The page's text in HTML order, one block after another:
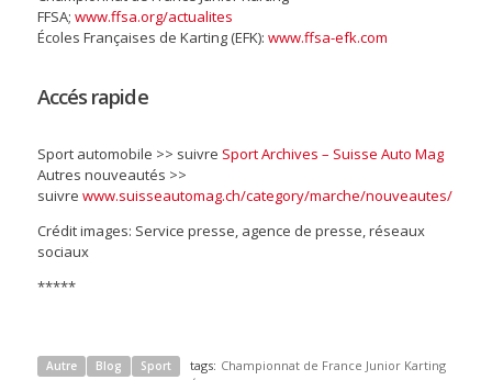
FFSA; www.ffsa.org/actualites
Écoles Françaises de Karting (EFK): www.ffsa-efk.com
Accés rapide
Sport automobile >> suivre Sport Archives – Suisse Auto Mag
Autres nouveautés >>
suivre www.suisseautomag.ch/category/marche/nouveautes/
Crédit images: Service presse, agence de presse, réseaux
sociaux
*****
Autre Blog Sport tags: Championnat de France Junior Karting